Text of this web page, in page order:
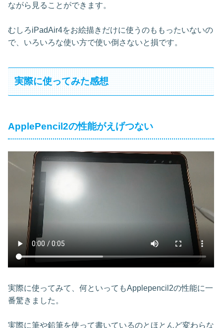
ながら見ることができます。
むしろiPadAir4をお絵描きだけに使うのももったいないの
で、いろいろな使い方で使い倒さないと損です。
実際に使ってみた感想
ApplePencil2の性能がえげつない
実際に使ってみて、何といってもApplepencil2の性能に一
番驚きました。
実際に筆や鉛筆を使って書いているのとほとんど変わらな